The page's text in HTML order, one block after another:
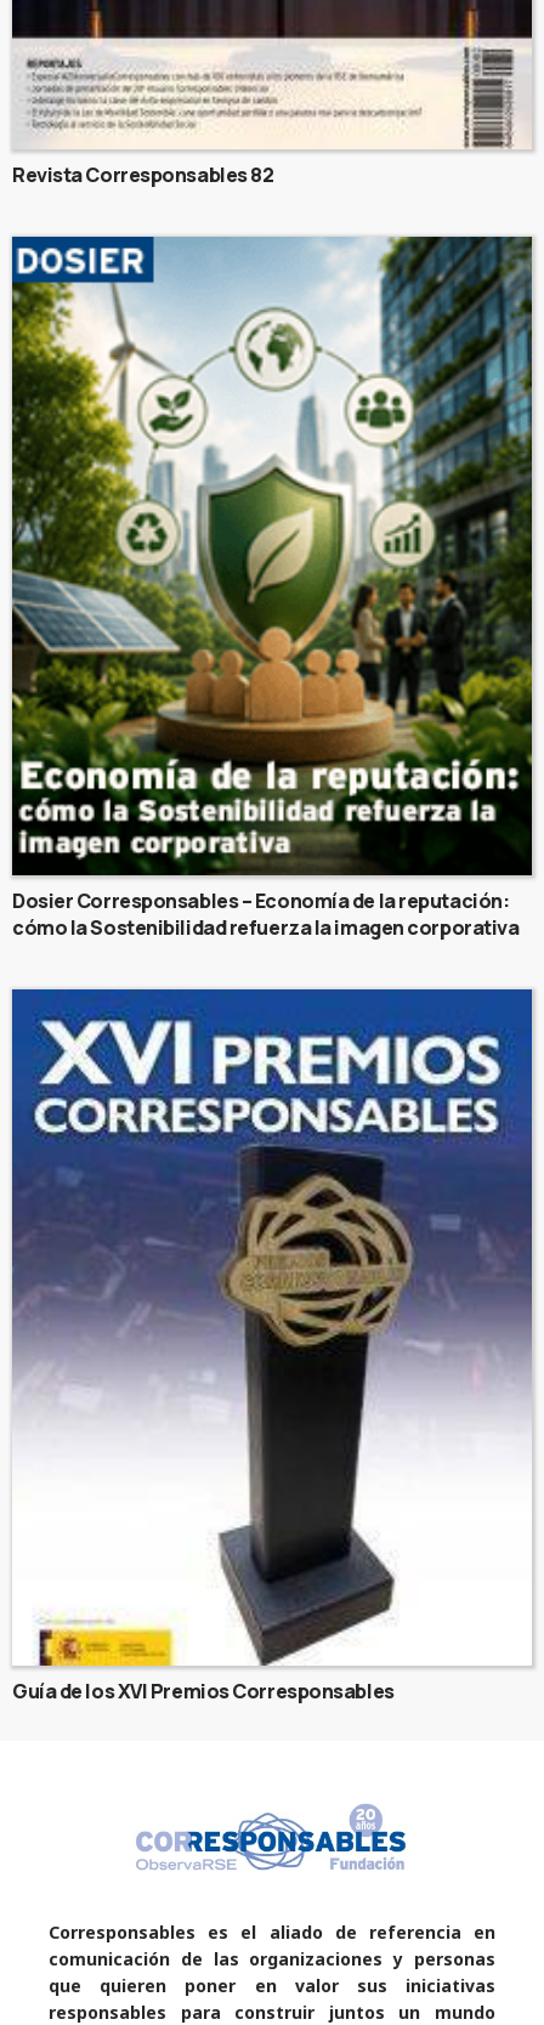
Revista Corresponsables 82
Dosier Corresponsables – Economía de la reputación:
cómo la Sostenibilidad refuerza la imagen corporativa
Guía de los XVI Premios Corresponsables
Corresponsables es el aliado de referencia en
comunicación de las organizaciones y personas
que quieren poner en valor sus iniciativas
responsables para construir juntos un mundo